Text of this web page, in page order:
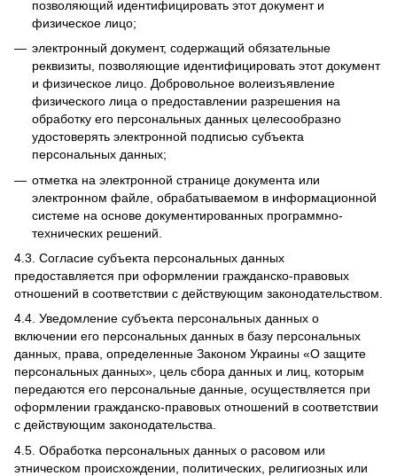
позволяющий идентифицировать этот документ и
физическое лицо;
электронный документ, содержащий обязательные
реквизиты, позволяющие идентифицировать этот документ
и физическое лицо. Добровольное волеизъявление
физического лица о предоставлении разрешения на
обработку его персональных данных целесообразно
удостоверять электронной подписью субъекта
персональных данных;
отметка на электронной странице документа или
электронном файле, обрабатываемом в информационной
системе на основе документированных программно-
технических решений.
4.3. Согласие субъекта персональных данных
предоставляется при оформлении гражданско-правовых
отношений в соответствии с действующим законодательством.
4.4. Уведомление субъекта персональных данных о
включении его персональных данных в базу персональных
данных, права, определенные Законом Украины «О защите
персональных данных», цель сбора данных и лиц, которым
передаются его персональные данные, осуществляется при
оформлении гражданско-правовых отношений в соответствии
с действующим законодательства.
4.5. Обработка персональных данных о расовом или
этническом происхождении, политических, религиозных или